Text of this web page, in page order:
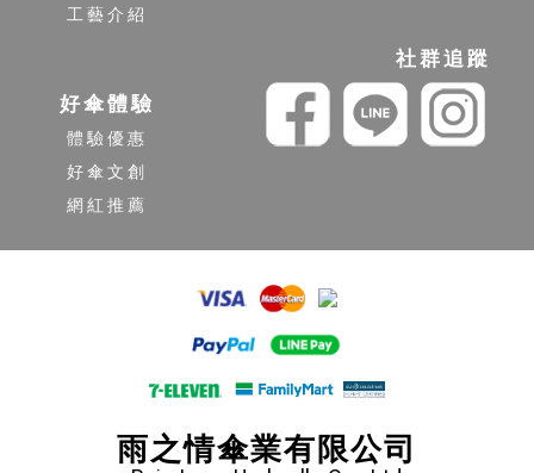
工藝介紹
好傘體驗
體驗優惠
好傘文創
網紅推薦
社群追蹤
雨之情傘業有限公司